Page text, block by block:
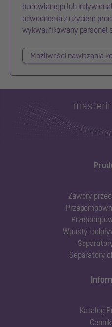
budowlanego lub
odwodnienia z użyciem
wykwalifikowany personel
Możliwości nawiązania
Zawory
Wpusty i
Separatory
Katalog